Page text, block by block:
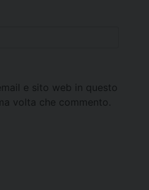
e sito web in questo
volta che commento.